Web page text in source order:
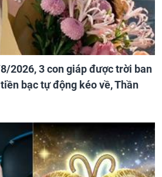
2026, 3 con giáp được trời ban
bạc tự động kéo về, Thần